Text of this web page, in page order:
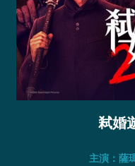
弒婚
主演：薩